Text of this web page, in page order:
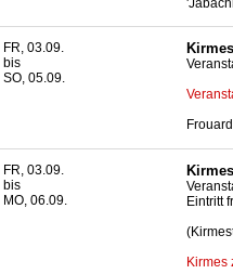
FR, 03.09.
bis
SO, 05.09.
FR, 03.09.
bis
MO, 06.09.
Eintritt
Kirmes